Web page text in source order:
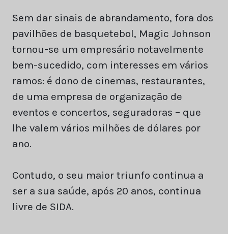
Sem dar sinais de abrandamento, fora dos
pavilhões de basquetebol, Magic Johnson
tornou-se um empresário notavelmente
bem-sucedido, com interesses em vários
ramos: é dono de cinemas, restaurantes,
de uma empresa de organização de
eventos e concertos, seguradoras – que
lhe valem vários milhões de dólares por
ano.
Contudo, o seu maior triunfo continua a
ser a sua saúde, após 20 anos, continua
livre de SIDA.